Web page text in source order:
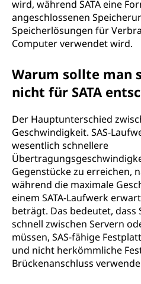
A
wird, während SATA eine
angeschlossenen
Speicherlösungen für
Computer verwendet wird.
Warum sollte man
nicht für SATA
Der Hauptunterschied
Geschwindigkeit. SAS-
wesentlich schnellere
Gegenstücke zu erreichen,
während die maximale
einem SATA-Laufwerk
beträgt. Das bedeutet, dass
schnell zwischen Servern
müssen, SAS-fähige
und nicht herkömmliche
Brückenanschluss